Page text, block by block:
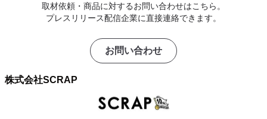
取材依頼・商品に対するお問い合わせはこちら。
プレスリリース配信企業に直接連絡できます。
お問い合わせ
株式会社SCRAP